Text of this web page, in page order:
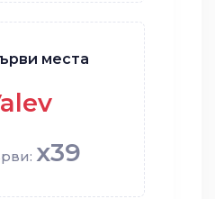
места
x39